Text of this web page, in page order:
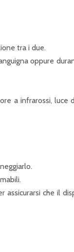
tra i due.
oppure
a infrarossi, luce
assicurarsi che il